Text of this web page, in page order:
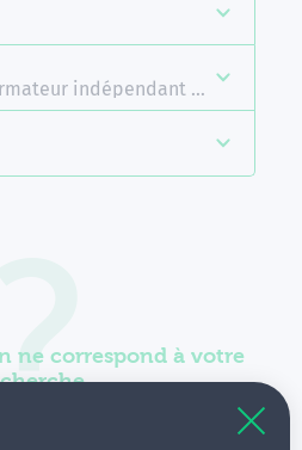
indépendant Emergences
ne correspond à votre
votre requête en élargissant